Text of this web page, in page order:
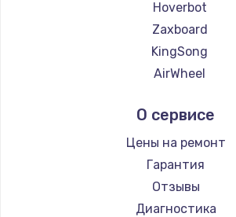
Замена температурного
2500 руб.
Заказать
1300 руб.
Заказать
Техобслуживание
Hoverbot
Zaxboard
KingSong
AirWheel
Hunter
Shorner
Joyor
Minimotors
Bork
О сервисе
Цены на ремонт
Гарантия
Отзывы
Диагностика